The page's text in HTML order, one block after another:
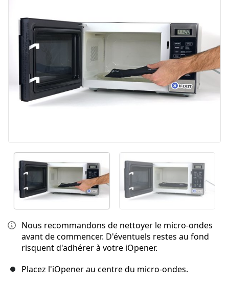
Nous recommandons de nettoyer le micro-ondes
avant de commencer. D'éventuels restes au fond
risquent d'adhérer à votre iOpener.
Placez l'iOpener au centre du micro-ondes.